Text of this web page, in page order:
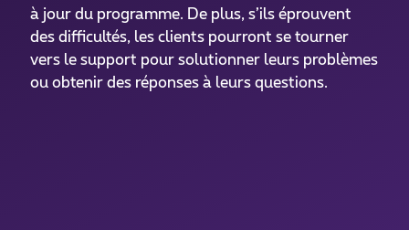
à jour du programme. De plus, s’ils éprouvent
des difficultés, les clients pourront se tourner
vers le support pour solutionner leurs problèmes
ou obtenir des réponses à leurs questions.